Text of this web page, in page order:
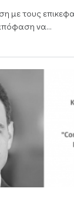
με τους
να...